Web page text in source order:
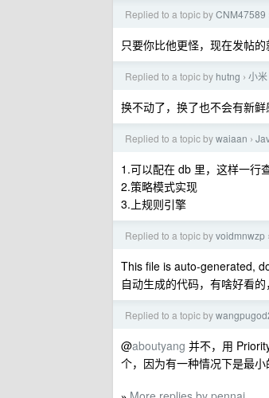
Replied to a topic byCNM47589
只要你比他更怪，现在发帖
Replied to a topic by hutng › 小米
换不动了，换了也不会有新
Replied to a topic bywaiaan ›
1.可以配在 db 里，这样一行
2.策略模式实现
3.上规则引擎
Replied to a topic byvoidmnwzp ›
This file is auto-generated,
自动生成的代码，有啥好看
Replied to a topic by
@aboutyang 并不，用
个，因为有一种情况下是最